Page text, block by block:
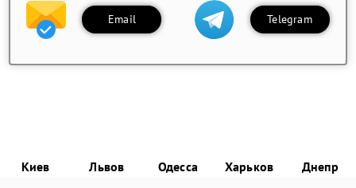
Email Telegram
Киев Львов Одесса Харьков Днепр